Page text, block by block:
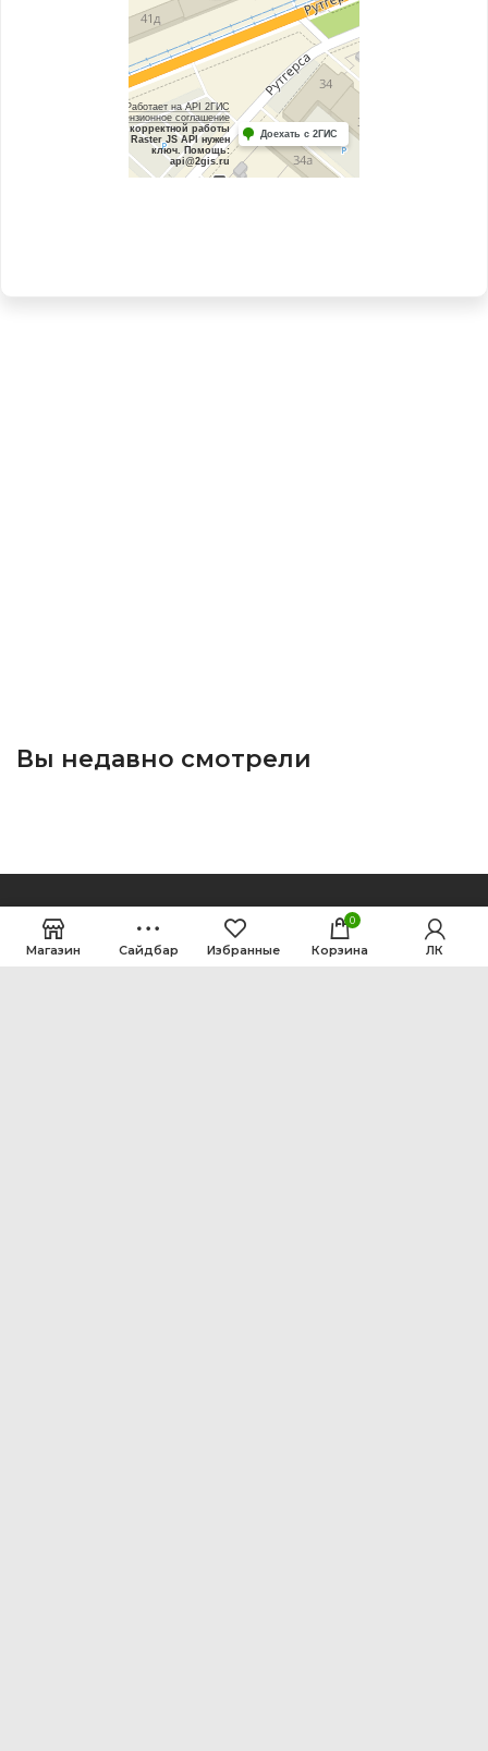
Вы недавно смотрели
Магазин Сайдбар Избранные
0
Корзина ЛК